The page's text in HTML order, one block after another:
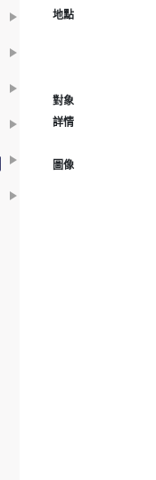
地點
對象
詳情
圖像